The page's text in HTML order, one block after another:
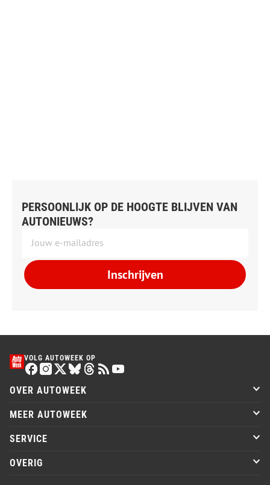
PERSOONLIJK OP DE HOOGTE BLIJVEN VAN
AUTONIEUWS?
Inschrijven
VOLG AUTOWEEK OP
OVER AUTOWEEK
MEER AUTOWEEK
SERVICE
OVERIG